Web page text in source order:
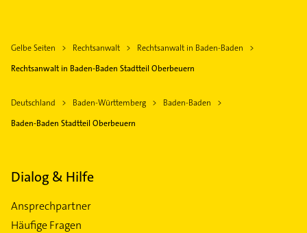
Gelbe Seiten Rechtsanwalt
Rechtsanwalt in Baden-Baden
Rechtsanwalt in Baden-Baden Stadtteil Oberbeuern
Deutschland Baden-Württemberg
Baden-Baden
Baden-Baden Stadtteil Oberbeuern
Dialog & Hilfe
Ansprechpartner
Häufige Fragen